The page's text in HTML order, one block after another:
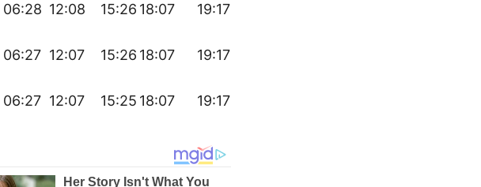
06:28 12:08 15:26 18:07 19:17
06:27 12:07 15:26 18:07 19:17
06:27 12:07 15:25 18:07 19:17